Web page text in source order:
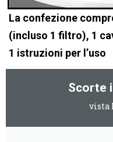
La confezione
(incluso 1 filtro), 1
1 istruzioni per l’uso
Scorte
vista